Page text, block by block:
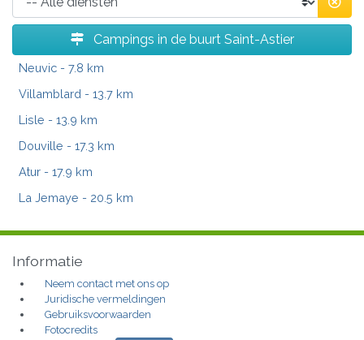
Campings in de buurt Saint-Astier
Neuvic - 7.8 km
Villamblard - 13.7 km
Lisle - 13.9 km
Douville - 17.3 km
Atur - 17.9 km
La Jemaye - 20.5 km
Informatie
Neem contact met ons op
Juridische vermeldingen
Gebruiksvoorwaarden
Fotocredits